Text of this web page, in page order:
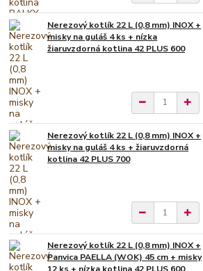
Nerezový kotlík 22 L (0,8 mm) INOX +
misky na guláš 4 ks + nízka
žiaruvzdorná kotlina 42 PLUS 600
Nerezový kotlík 22 L (0,8 mm) INOX +
misky na guláš 4 ks + žiaruvzdorná
kotlina 42 PLUS 700
Nerezový kotlík 22 L (0,8 mm) INOX +
Panvica PAELLA (WOK) 45 cm + misky